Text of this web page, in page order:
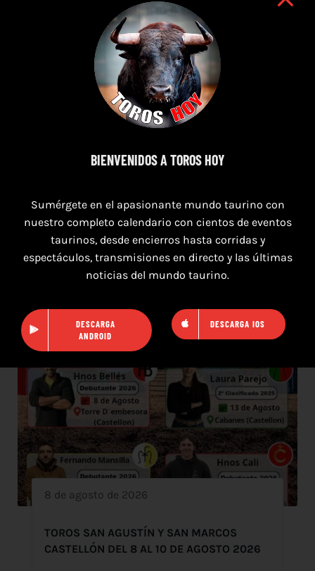
7 de agosto de 2026
8 de agosto de 2026
TOROS SAN AGUSTÍN Y SAN MARCOS
CASTELLÓN DEL 8 AL 10 DE AGOSTO 2026
BIENVENIDOS A TOROS HOY
Sumérgete en el apasionante mundo taurino con
nuestro completo calendario con cientos de eventos
taurinos, desde encierros hasta corridas y
espectáculos, transmisiones en directo y las últimas
noticias del mundo taurino.
DESCARGA
ANDROID
DESCARGA IOS